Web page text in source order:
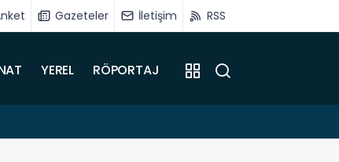
Gazeteler İletişim RSS
YEREL RÖPORTAJ